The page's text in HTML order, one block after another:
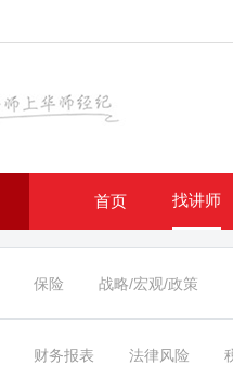
首页 找讲师
保险 战略/宏观/政策
财务报表 法律风险